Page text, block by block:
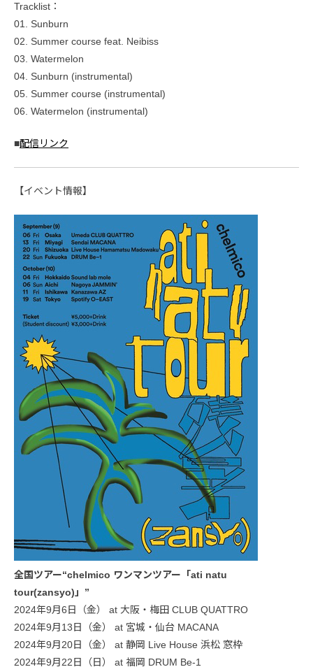
Tracklist：
01. Sunburn
02. Summer course feat. Neibiss
03. Watermelon
04. Sunburn (instrumental)
05. Summer course (instrumental)
06. Watermelon (instrumental)
■配信リンク
【イベント情報】
全国ツアー“chelmico ワンマンツアー「ati natu
tour(zansyo)」”
2024年9月6日（金） at 大阪・梅田 CLUB QUATTRO
2024年9月13日（金） at 宮城・仙台 MACANA
2024年9月20日（金） at 静岡 Live House 浜松 窓枠
2024年9月22日（日） at 福岡 DRUM Be-1